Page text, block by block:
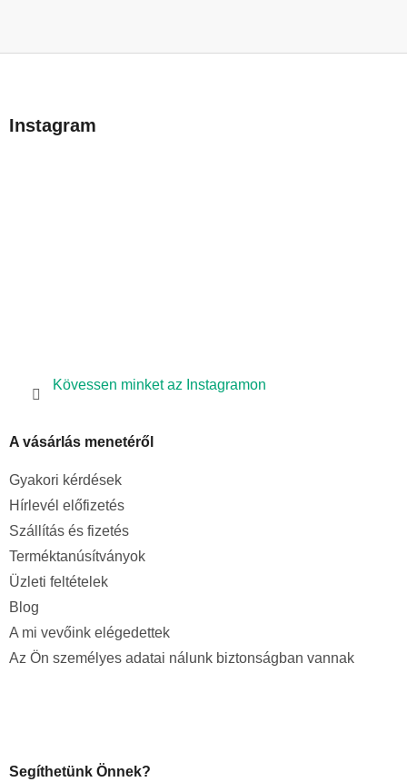
Instagram
Kövessen minket az Instagramon
A vásárlás menetéről
Gyakori kérdések
Hírlevél előfizetés
Szállítás és fizetés
Terméktanúsítványok
Üzleti feltételek
Blog
A mi vevőink elégedettek
Az Ön személyes adatai nálunk biztonságban vannak
Segíthetünk Önnek?